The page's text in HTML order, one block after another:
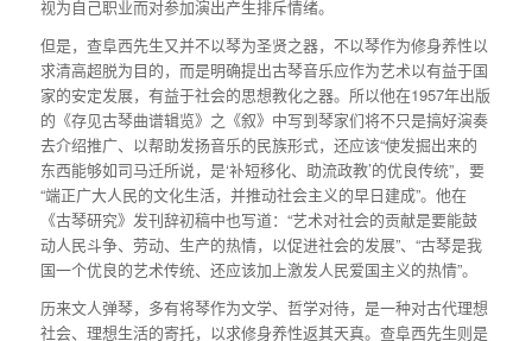
视为自己职业而对参加演出产生排斥情绪。
但是，查阜西先生又并不以琴为圣贤之器，不以琴作为修身养性以
求清高超脱为目的，而是明确提出古琴音乐应作为艺术以有益于国
家的安定发展，有益于社会的思想教化之器。所以他在1957年出版
的《存见古琴曲谱辑览》之《叙》中写到琴家们将不只是搞好演奏
去介绍推广、以帮助发扬音乐的民族形式，还应该“使发掘出来的
东西能够如司马迁所说，是‘补短移化、助流政教’的优良传统”，要
“端正广大人民的文化生活，并推动社会主义的早日建成”。他在
《古琴研究》发刊辞初稿中也写道：“艺术对社会的贡献是要能鼓
动人民斗争、劳动、生产的热情，以促进社会的发展”、“古琴是我
国一个优良的艺术传统、还应该加上激发人民爱国主义的热情”。
历来文人弹琴，多有将琴作为文学、哲学对待，是一种对古代理想
社会、理想生活的寄托，以求修身养性返其天真。查阜西先生则是